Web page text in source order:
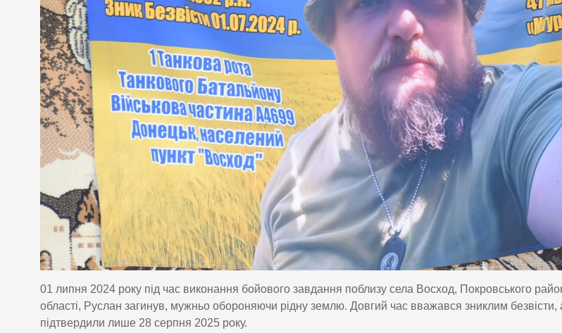
01 липня 2024 року під час виконання бойового завдання поблизу села Восход, Покровського
області, Руслан загинув, мужньо обороняючи рідну землю. Довгий час вважався зниклим безвісти,
підтвердили лише 28 серпня 2025 року.